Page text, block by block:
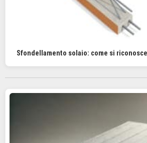
Sfondellamento solaio: come si